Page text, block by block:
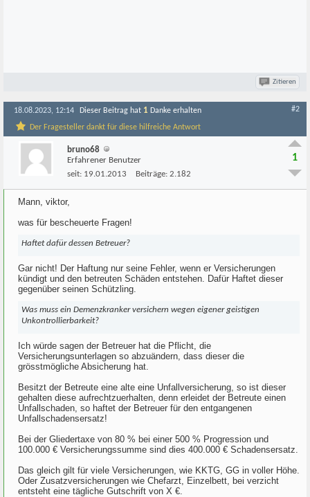
Zitieren
18.08.2023, 12:14 Dieser Beitrag hat 1 Danke erhalten
Der Fragesteller dankt für diese hilfreiche Antwort
#2
bruno68
Erfahrener Benutzer
seit: 19.01.2013 Beiträge: 2.182
1
Mann, viktor,
was für bescheuerte Fragen!
Haftet dafür dessen Betreuer?
Gar nicht! Der Haftung nur seine Fehler, wenn er Versicherungen
kündigt und den betreuten Schäden entstehen. Dafür Haftet dieser
gegenüber seinen Schützling.
Was muss ein Demenzkranker versichern wegen eigener geistigen
Unkontrollierbarkeit?
Ich würde sagen der Betreuer hat die Pflicht, die
Versicherungsunterlagen so abzuändern, dass dieser die
grösstmögliche Absicherung hat.
Besitzt der Betreute eine alte eine Unfallversicherung, so ist dieser
gehalten diese aufrechtzuerhalten, denn erleidet der Betreute einen
Unfallschaden, so haftet der Betreuer für den entgangenen
Unfallschadensersatz!
Bei der Gliedertaxe von 80 % bei einer 500 % Progression und
100.000 € Versicherungssumme sind dies 400.000 € Schadensersatz.
Das gleich gilt für viele Versicherungen, wie KKTG, GG in voller Höhe.
Oder Zusatzversicherungen wie Chefarzt, Einzelbett, bei verzicht
entsteht eine tägliche Gutschrift von X €.